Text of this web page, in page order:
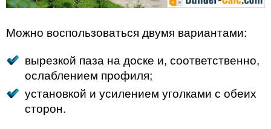
Можно воспользоваться двумя вариантами:
вырезкой паза на доске и, соответственно,
ослаблением профиля;
установкой и усилением уголками с обеих
сторон.